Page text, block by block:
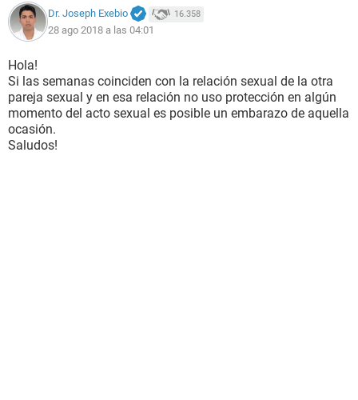
Dr. Joseph Exebio 16.358
28 ago 2018 a las 04:01
Hola!
Si las semanas coinciden con la relación sexual de la otra
pareja sexual y en esa relación no uso protección en algún
momento del acto sexual es posible un embarazo de aquella
ocasión.
Saludos!